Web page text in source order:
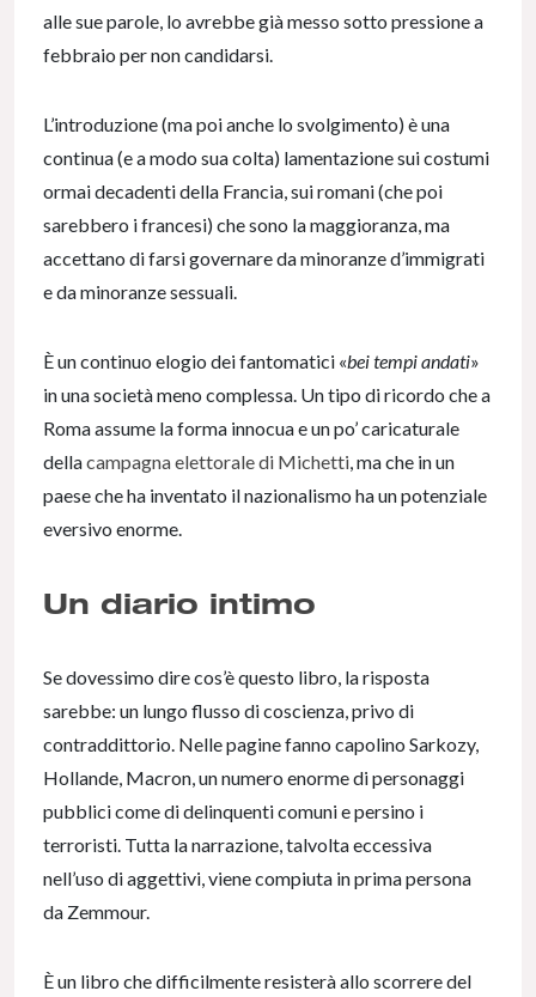
alle sue parole, lo avrebbe già messo sotto pressione a
febbraio per non candidarsi.
L’introduzione (ma poi anche lo svolgimento) è una
continua (e a modo sua colta) lamentazione sui costumi
ormai decadenti della Francia, sui romani (che poi
sarebbero i francesi) che sono la maggioranza, ma
accettano di farsi governare da minoranze d’immigrati
e da minoranze sessuali.
È un continuo elogio dei fantomatici «bei tempi andati»
in una società meno complessa. Un tipo di ricordo che a
Roma assume la forma innocua e un po’ caricaturale
dellacampagna elettorale di Michetti, ma che in un
paese che ha inventato il nazionalismo ha un potenziale
eversivo enorme.
Un diario intimo
Se dovessimo dire cos’è questo libro, la risposta
sarebbe: un lungo flusso di coscienza, privo di
contraddittorio. Nelle pagine fanno capolino Sarkozy,
Hollande, Macron, un numero enorme di personaggi
pubblici come di delinquenti comuni e persino i
terroristi. Tutta la narrazione, talvolta eccessiva
nell’uso di aggettivi, viene compiuta in prima persona
da Zemmour.
È un libro che difficilmente resisterà allo scorrere del